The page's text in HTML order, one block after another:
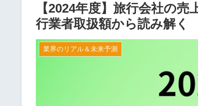
【2024年度】旅行会社の
行業者取扱額から読み解く
業界のリアル＆未来予測